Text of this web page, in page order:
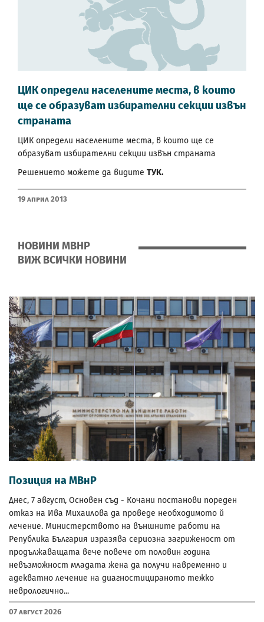
ЦИК определи населените места, в които
ще се образуват избирателни секции извън
страната
ЦИК определи населените места, в които ще се
образуват избирателни секции извън страната
Решението можете да видите ТУК.
19 Април 2013
НОВИНИ МВНР
ВИЖ ВСИЧКИ НОВИНИ
Позиция на МВнР
Днес, 7 август, Основен съд - Кочани постанови пореден
отказ на Ива Михаилова да проведе необходимото й
лечение. Министерството на външните работи на
Република България изразява сериозна загриженост от
продължаващата вече повече от половин година
невъзможност младата жена да получи навременно и
адекватно лечение на диагностицираното тежко
неврологично...
07 Август 2026